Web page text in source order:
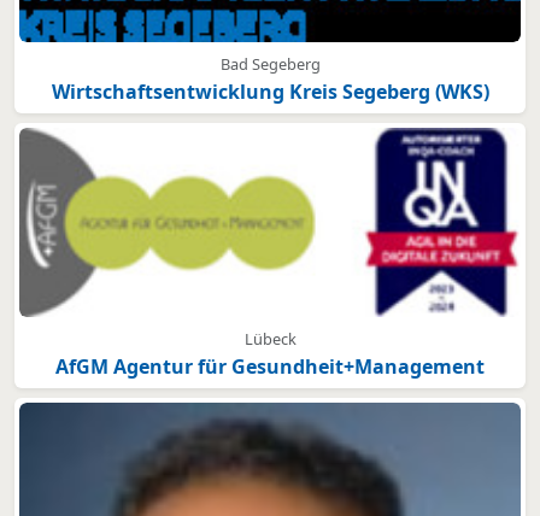
Bad Segeberg
Wirtschaftsentwicklung Kreis Segeberg (WKS)
Lübeck
AfGM Agentur für Gesundheit+Management